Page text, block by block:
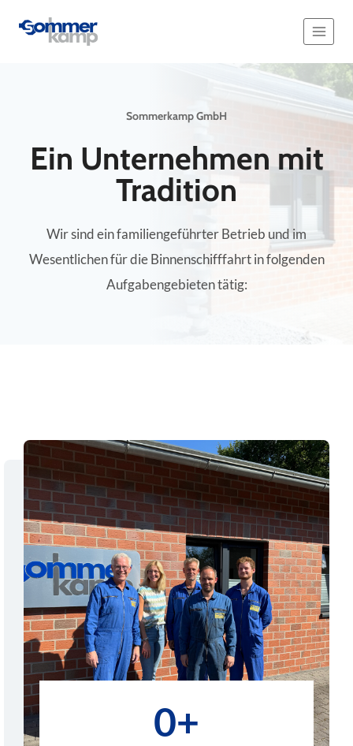
Inhalt
Sommerkamp GmbH
Ein Unternehmen mit
Tradition
Wir sind ein familiengeführter Betrieb und im
Wesentlichen für die Binnenschifffahrt in folgenden
Aufgabengebieten tätig:
3
0+